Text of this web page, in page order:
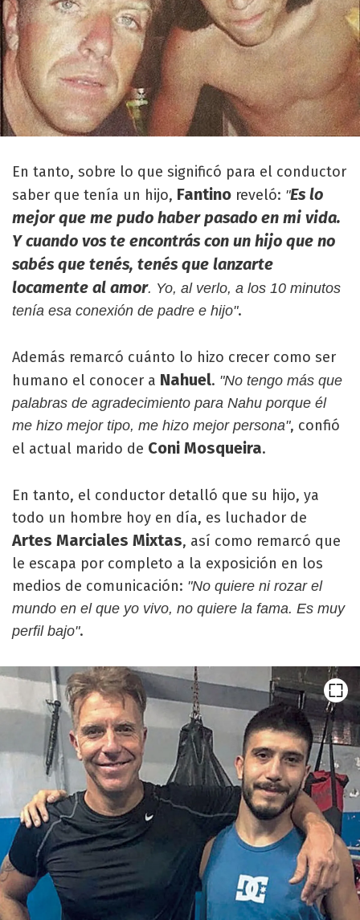
En tanto, sobre lo que significó para el conductor
saber que tenía un hijo, Fantino reveló: "Es lo
mejor que me pudo haber pasado en mi vida.
Y cuando vos te encontrás con un hijo que no
sabés que tenés, tenés que lanzarte
locamente al amor. Yo, al verlo, a los 10 minutos
tenía esa conexión de padre e hijo".
Además remarcó cuánto lo hizo crecer como ser
humano el conocer a Nahuel. "No tengo más que
palabras de agradecimiento para Nahu porque él
me hizo mejor tipo, me hizo mejor persona", confió
el actual marido de Coni Mosqueira.
En tanto, el conductor detalló que su hijo, ya
todo un hombre hoy en día, es luchador de
Artes Marciales Mixtas, así como remarcó que
le escapa por completo a la exposición en los
medios de comunicación: "No quiere ni rozar el
mundo en el que yo vivo, no quiere la fama. Es muy
perfil bajo".